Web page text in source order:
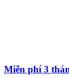
Miễn phí 3